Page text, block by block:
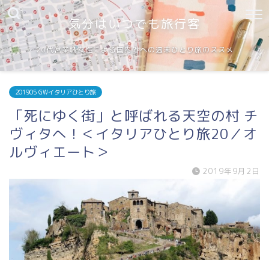
気分はいつでも旅行客
20代営業職女性による国内外への週末ひとり旅のススメ
201905 GWイタリアひとり旅
「死にゆく街」と呼ばれる天空の村 チ
ヴィタへ！＜イタリアひとり旅20／オ
ルヴィエート＞
2019年9月2日